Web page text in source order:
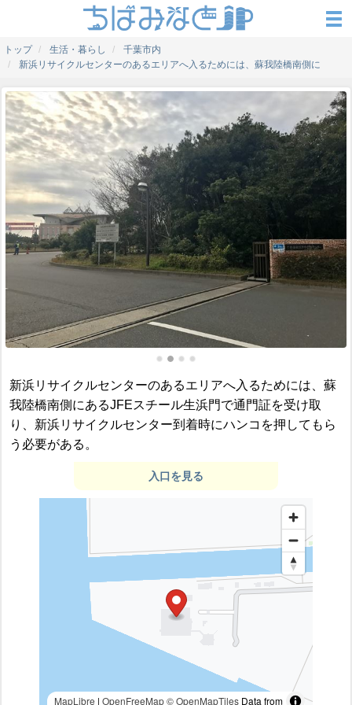
トップ 生活・暮らし
千葉市内
新浜リサイクルセンターのあるエリアへ入るためには、蘇我陸橋南側に
新浜リサイクルセンターのあるエリアへ入るためには、蘇
我陸橋南側にあるJFEスチール生浜門で通門証を受け取
り、新浜リサイクルセンター到着時にハンコを押してもら
う必要がある。
入口を見る
MapLibre | OpenFreeMap © OpenMapTilesData from